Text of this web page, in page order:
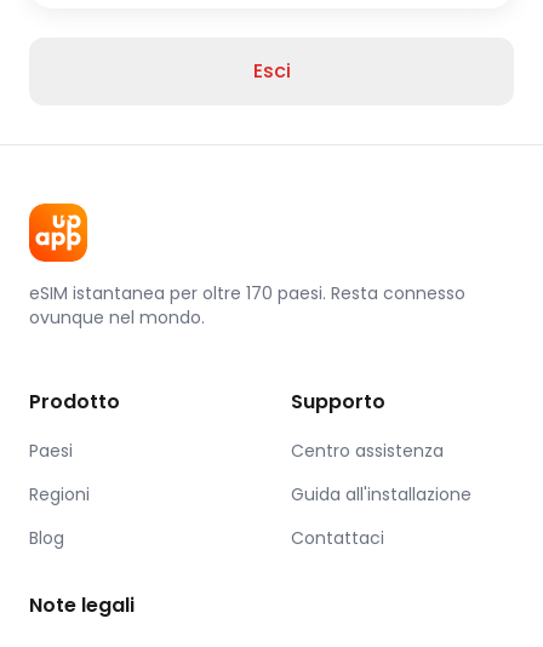
Esci
eSIM istantanea per oltre 170 paesi. Resta connesso
ovunque nel mondo.
Prodotto
Paesi
Regioni
Blog
Supporto
Centro assistenza
Guida all'installazione
Contattaci
Note legali